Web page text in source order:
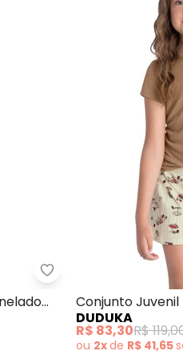
Ribana (Marrom)
Colorittá - Conjunto
Conjunto Juvenil
(Marrom)
DUDUKA
R$ 83,30R$
ou 2xde R$ 41,65